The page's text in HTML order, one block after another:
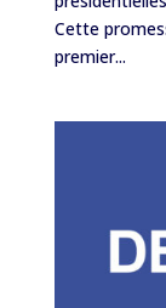
Cette
premier...